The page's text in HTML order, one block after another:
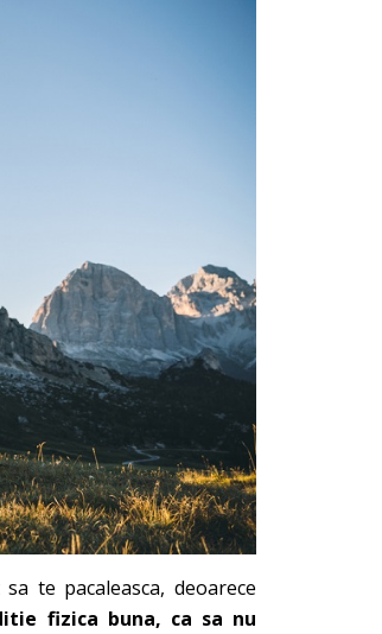
te pacaleasca, deoarece
fizica buna, ca sa nu